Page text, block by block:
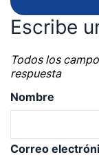
Escribe
Todos los
respuesta
Nombre
Correo